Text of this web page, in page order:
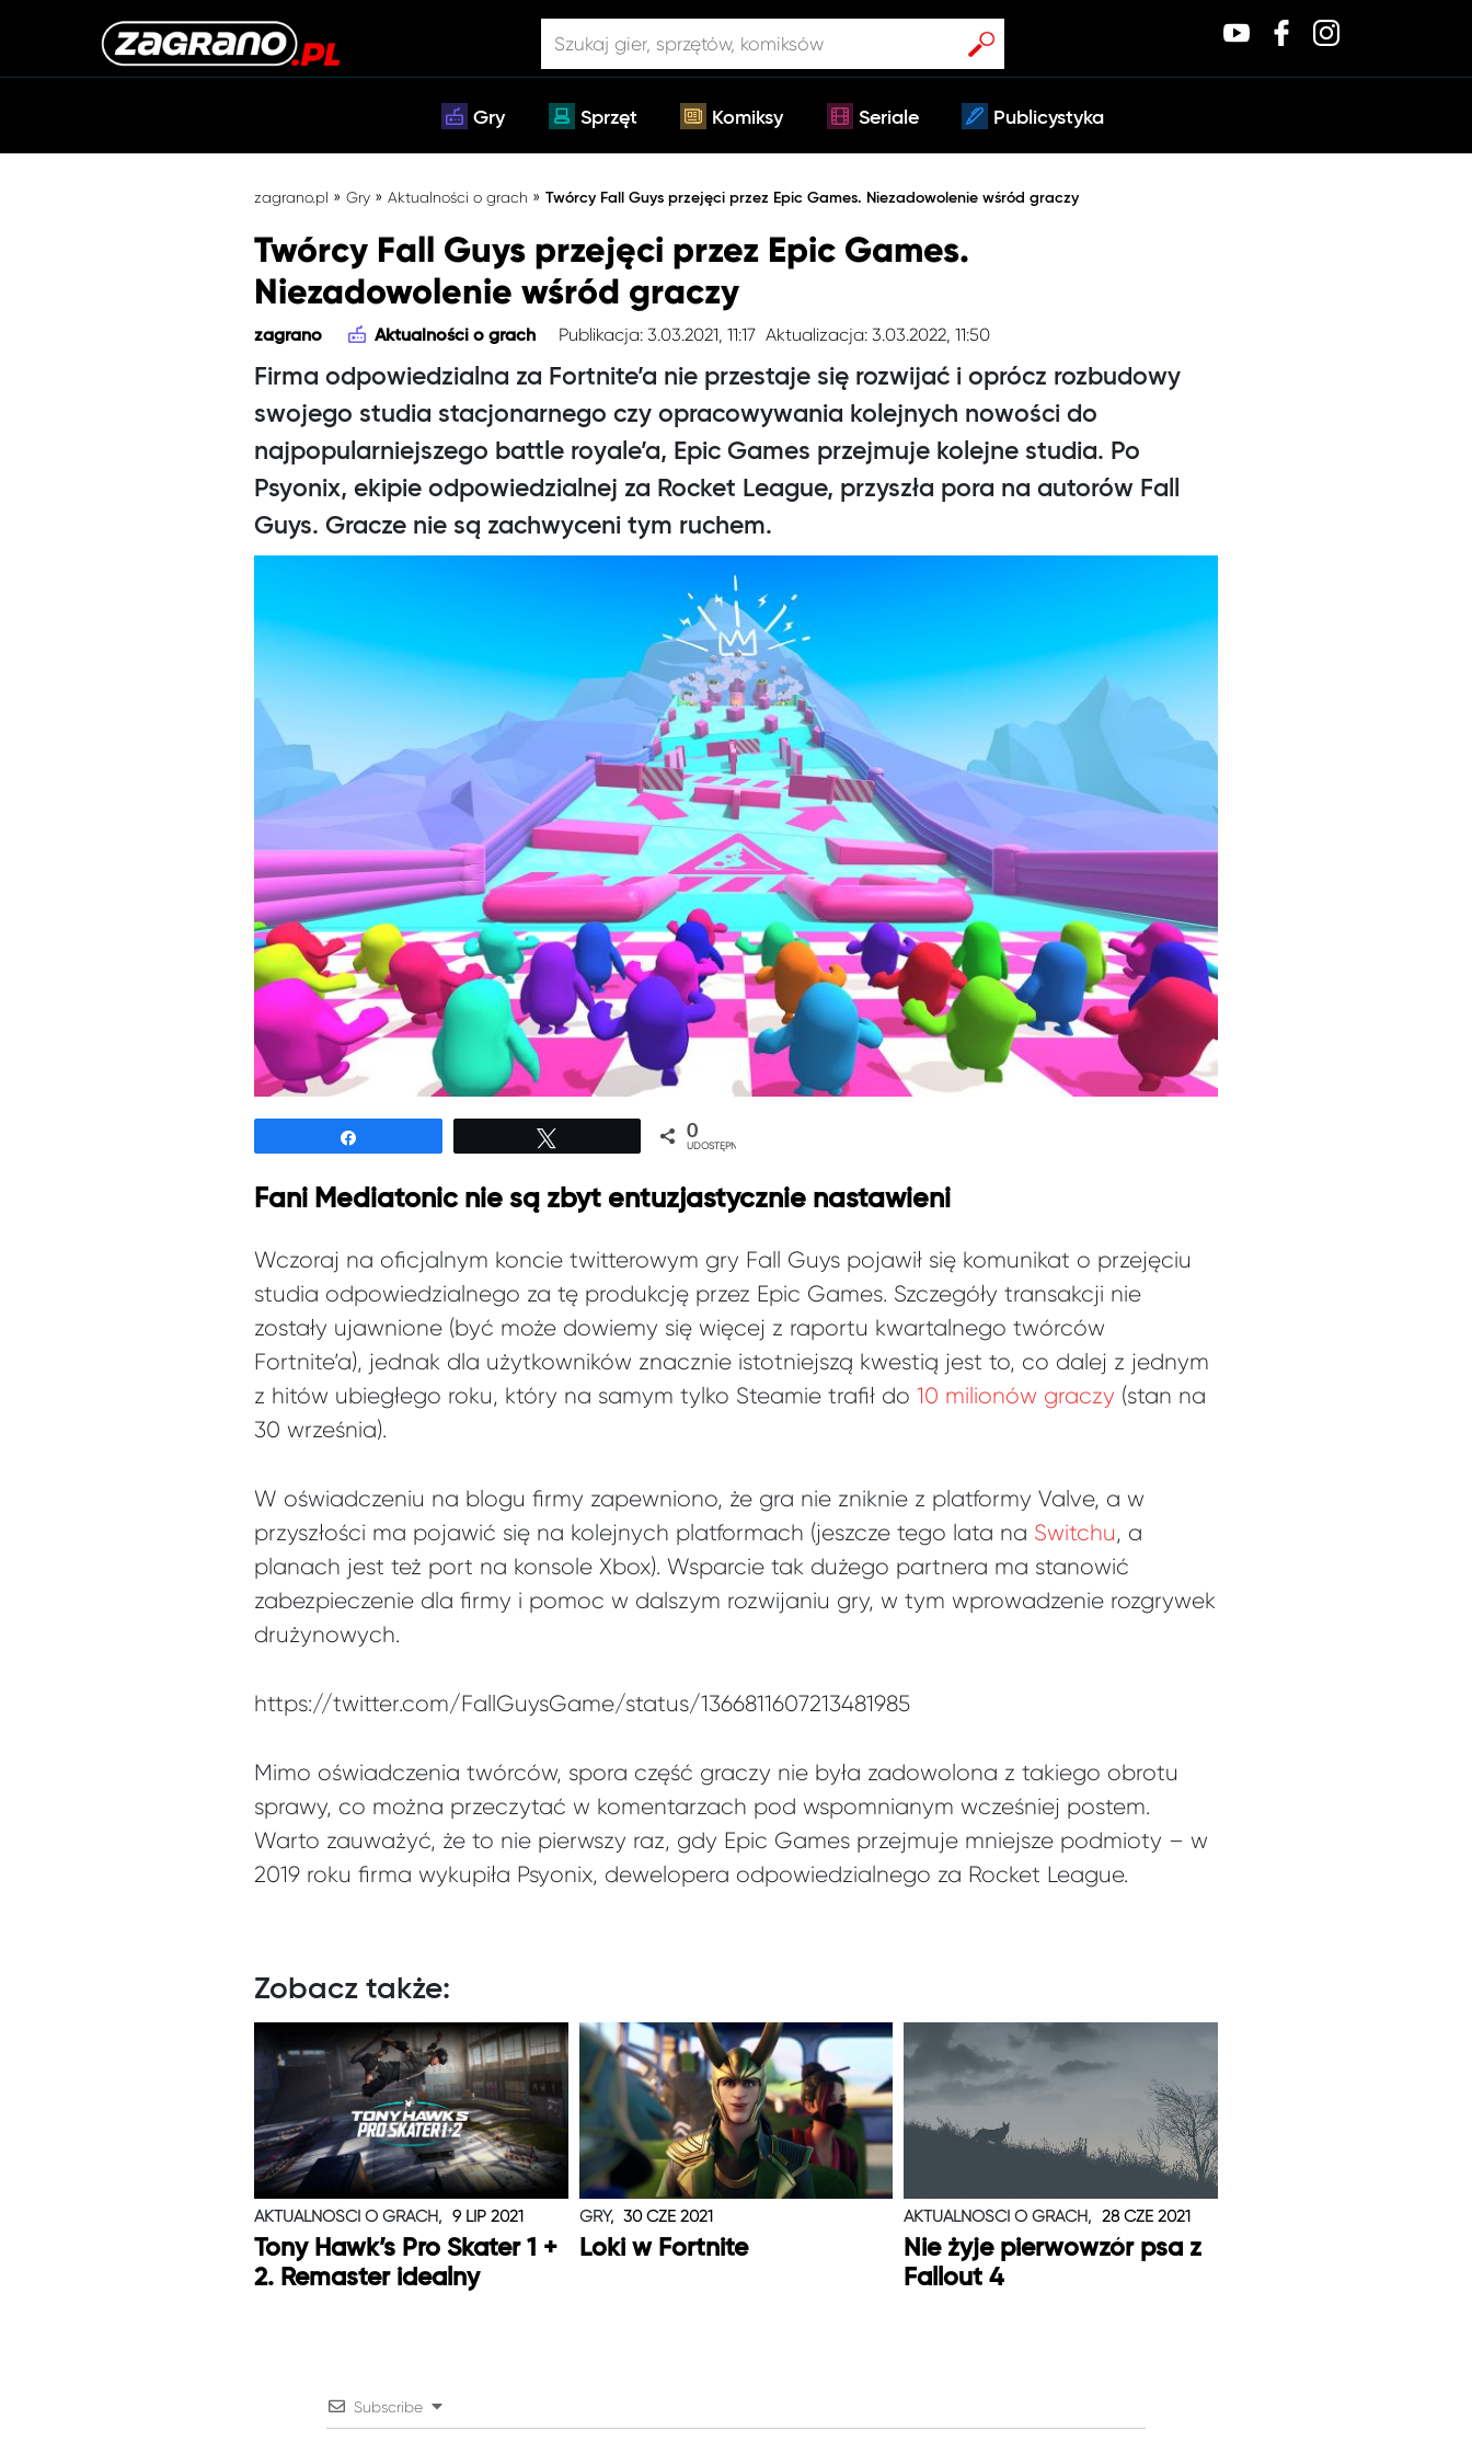
Gry Sprzęt Komiksy Seriale Publicystyka
zagrano.pl » Gry » Aktualności o grach » Twórcy Fall Guys przejęci przez Epic Games. Niezadowolenie wśród graczy
Twórcy Fall Guys przejęci przez Epic Games.
Niezadowolenie wśród graczy
zagrano Aktualności o grach Publikacja: 3.03.2021, 11:17 Aktualizacja: 3.03.2022, 11:50
Firma odpowiedzialna za Fortnite’a nie przestaje się rozwijać i oprócz rozbudowy
swojego studia stacjonarnego czy opracowywania kolejnych nowości do
najpopularniejszego battle royale’a, Epic Games przejmuje kolejne studia. Po
Psyonix, ekipie odpowiedzialnej za Rocket League, przyszła pora na autorów Fall
Guys. Gracze nie są zachwyceni tym ruchem.
0
UDOSTĘPNIEŃ
Fani Mediatonic nie są zbyt entuzjastycznie nastawieni
Wczoraj na oficjalnym koncie twitterowym gry Fall Guys pojawił się komunikat o przejęciu
studia odpowiedzialnego za tę produkcję przez Epic Games. Szczegóły transakcji nie
zostały ujawnione (być może dowiemy się więcej z raportu kwartalnego twórców
Fortnite’a), jednak dla użytkowników znacznie istotniejszą kwestią jest to, co dalej z jednym
z hitów ubiegłego roku, który na samym tylko Steamie trafił do 10 milionów graczy (stan na
30 września).
W oświadczeniu na blogu firmy zapewniono, że gra nie zniknie z platformy Valve, a w
przyszłości ma pojawić się na kolejnych platformach (jeszcze tego lata na Switchu, a
planach jest też port na konsole Xbox). Wsparcie tak dużego partnera ma stanowić
zabezpieczenie dla firmy i pomoc w dalszym rozwijaniu gry, w tym wprowadzenie rozgrywek
drużynowych.
https://twitter.com/FallGuysGame/status/1366811607213481985
Mimo oświadczenia twórców, spora część graczy nie była zadowolona z takiego obrotu
sprawy, co można przeczytać w komentarzach pod wspomnianym wcześniej postem.
Warto zauważyć, że to nie pierwszy raz, gdy Epic Games przejmuje mniejsze podmioty – w
2019 roku firma wykupiła Psyonix, dewelopera odpowiedzialnego za Rocket League.
Zobacz także:
AKTUALNOŚCI O GRACH, 9 LIP 2021
Tony Hawk’s Pro Skater 1 +
2. Remaster idealny
GRY, 30 CZE 2021
Loki w Fortnite
AKTUALNOŚCI O GRACH, 28 CZE 2021
Nie żyje pierwowzór psa z
Fallout 4
Subscribe